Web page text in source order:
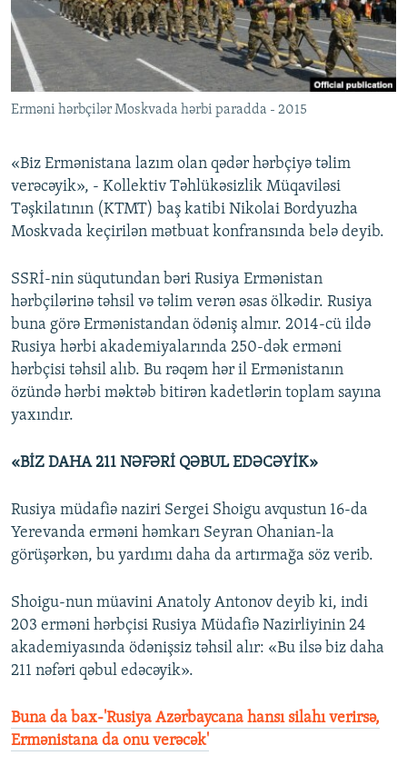
İNFOQRAFIKA
AZƏRBAYCAN ƏDƏBIYYATI KITABXANASI
İZ - MƏDƏNIYYƏT PROQRAMI
MISSIYAMIZ
PEŞƏ ETIKASI VƏ JURNALISTIKA STANDARTLARIMIZ
MATERIALLARIMIZDAN ISTIFADƏ
AZADLIQRADIOSU MOBIL TELEFONUNUZDA
XƏBƏR BÜLLETENLƏRIMIZ
BIZI IZLƏ
RFE/RL-in bütün saytları
Erməni hərbçilər Moskvada hərbi paradda - 2015
«Biz Ermənistana lazım olan qədər hərbçiyə təlim
verəcəyik», - Kollektiv Təhlükəsizlik Müqaviləsi
Təşkilatının (KTMT) baş katibi Nikolai Bordyuzha
Moskvada keçirilən mətbuat konfransında belə deyib.
SSRİ-nin süqutundan bəri Rusiya Ermənistan
hərbçilərinə təhsil və təlim verən əsas ölkədir. Rusiya
buna görə Ermənistandan ödəniş almır. 2014-cü ildə
Rusiya hərbi akademiyalarında 250-dək erməni
hərbçisi təhsil alıb. Bu rəqəm hər il Ermənistanın
özündə hərbi məktəb bitirən kadetlərin toplam sayına
yaxındır.
«BİZ DAHA 211 NƏFƏRİ QƏBUL EDƏCƏYİK»
Rusiya müdafiə naziri Sergei Shoigu avqustun 16-da
Yerevanda erməni həmkarı Seyran Ohanian-la
görüşərkən, bu yardımı daha da artırmağa söz verib.
Shoigu-nun müavini Anatoly Antonov deyib ki, indi
203 erməni hərbçisi Rusiya Müdafiə Nazirliyinin 24
akademiyasında ödənişsiz təhsil alır: «Bu ilsə biz daha
211 nəfəri qəbul edəcəyik».
Buna da bax-'Rusiya Azərbaycana hansı silahı verirsə,
Ermənistana da onu verəcək'